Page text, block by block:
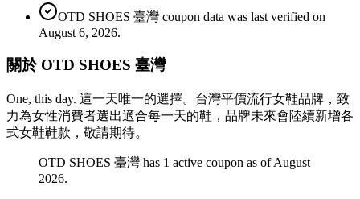
OTD SHOES 臺灣 coupon data was last verified on
August 6, 2026.
關於 OTD SHOES 臺灣
One, this day. 這一天唯一的選擇。台灣平價流行女鞋品牌，致
力為女性消費者選出適合每一天的鞋，品牌未來會陸續新增各
式女鞋鞋款，敬請期待。
OTD SHOES 臺灣 has 1 active coupon as of August
2026.